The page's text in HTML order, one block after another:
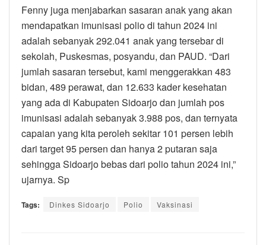
Fenny juga menjabarkan sasaran anak yang akan
mendapatkan imunisasi polio di tahun 2024 ini
adalah sebanyak 292.041 anak yang tersebar di
sekolah, Puskesmas, posyandu, dan PAUD. “Dari
jumlah sasaran tersebut, kami menggerakkan 483
bidan, 489 perawat, dan 12.633 kader kesehatan
yang ada di Kabupaten Sidoarjo dan jumlah pos
imunisasi adalah sebanyak 3.988 pos, dan ternyata
capaian yang kita peroleh sekitar 101 persen lebih
dari target 95 persen dan hanya 2 putaran saja
sehingga Sidoarjo bebas dari polio tahun 2024 ini,”
ujarnya. Sp
Tags: Dinkes Sidoarjo Polio Vaksinasi